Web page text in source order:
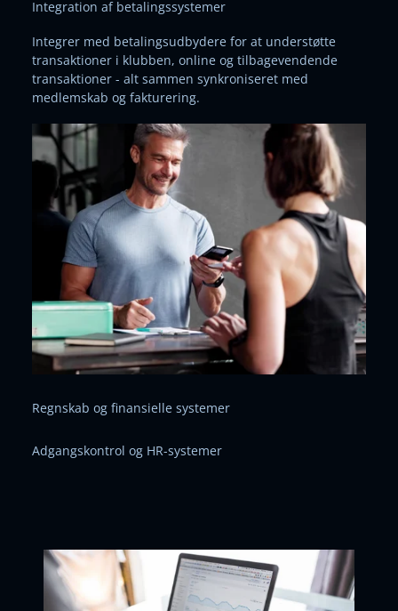
Integration af betalingssystemer
Integrer med betalingsudbydere for at understøtte
transaktioner i klubben, online og tilbagevendende
transaktioner - alt sammen synkroniseret med
medlemskab og fakturering.
Regnskab og finansielle systemer
Adgangskontrol og HR-systemer